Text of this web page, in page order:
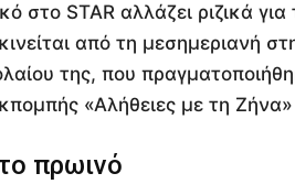
στο STAR αλλάζει ριζικά
από τη μεσημεριανή
της, που
«Αλήθειες με τη
πρωινό